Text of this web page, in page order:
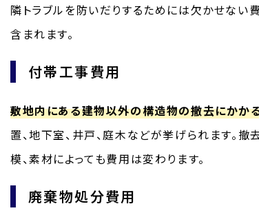
隣トラブルを防いだりするためには欠かせない
含まれます。
付帯工事費用
敷地内にある建物以外の構造物の撤去にかか
置、地下室、井戸、庭木などが挙げられます。
模、素材によっても費用は変わります。
廃棄物処分費用